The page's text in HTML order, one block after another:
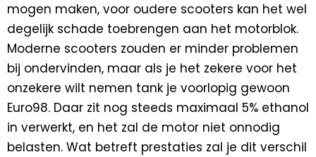
mogen maken, voor oudere scooters kan het wel
degelijk schade toebrengen aan het motorblok.
Moderne scooters zouden er minder problemen
bij ondervinden, maar als je het zekere voor het
onzekere wilt nemen tank je voorlopig gewoon
Euro98. Daar zit nog steeds maximaal 5% ethanol
in verwerkt, en het zal de motor niet onnodig
belasten. Wat betreft prestaties zal je dit verschil